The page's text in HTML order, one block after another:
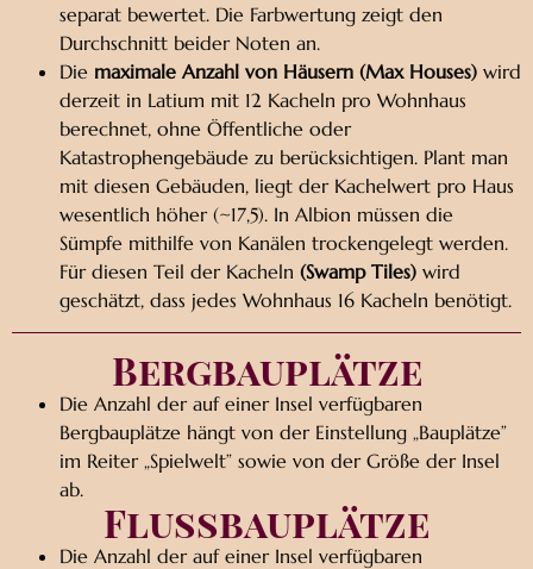
separat bewertet. Die Farbwertung zeigt den
Durchschnitt beider Noten an.
Die maximale Anzahl von Häusern (Max Houses) wird
derzeit in Latium mit 12 Kacheln pro Wohnhaus
berechnet, ohne Öffentliche oder
Katastrophengebäude zu berücksichtigen. Plant man
mit diesen Gebäuden, liegt der Kachelwert pro Haus
wesentlich höher (~17,5). In Albion müssen die
Sümpfe mithilfe von Kanälen trockengelegt werden.
Für diesen Teil der Kacheln (Swamp Tiles) wird
geschätzt, dass jedes Wohnhaus 16 Kacheln benötigt.
Bergbauplätze
Die Anzahl der auf einer Insel verfügbaren
Bergbauplätze hängt von der Einstellung „Bauplätze”
im Reiter „Spielwelt” sowie von der Größe der Insel
ab.
Flussbauplätze
Die Anzahl der auf einer Insel verfügbaren